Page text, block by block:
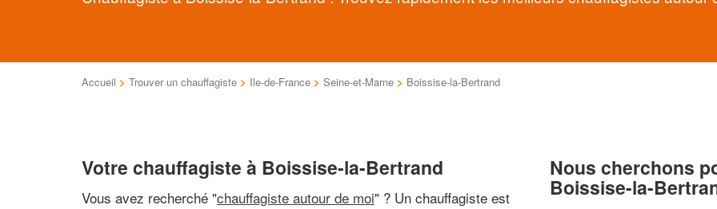
Accueil > Trouver un chauffagiste > Ile-de-France > Seine-et-Marne > Boissise-la-Bertrand
Votre chauffagiste à Boissise-la-Bertrand
Vous avez recherché "chauffagiste autour de moi" ? Un chauffagiste est
Nous cherchons
Boissise-la-